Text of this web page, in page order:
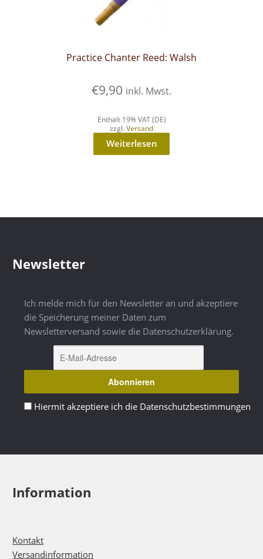
Practice Chanter Reed: Walsh
€9,90 inkl. Mwst.
Enthält 19% VAT (DE)
zzgl.Versand
Weiterlesen
Newsletter
Ich melde mich für den Newsletter an und akzeptiere
die Speicherung meiner Daten zum
Newsletterversand sowie die Datenschutzerklärung.
Hiermit akzeptiere ich die Datenschutzbestimmungen
Information
Kontakt
Versandinformation